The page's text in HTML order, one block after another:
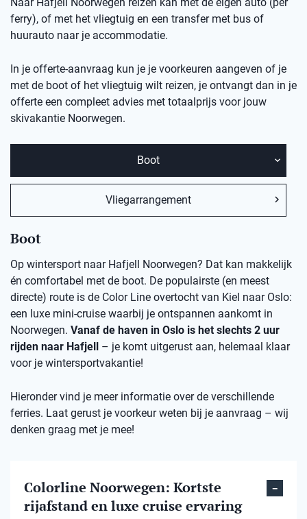
ferry), of met het vliegtuig en een transfer met bus of
huurauto naar je accommodatie.
In je offerte-aanvraag kun je je voorkeuren aangeven of je
met de boot of het vliegtuig wilt reizen, je ontvangt dan in je
offerte een compleet advies met totaalprijs voor jouw
skivakantie Noorwegen.
Boot
Vliegarrangement
Boot
Op wintersport naar Hafjell Noorwegen? Dat kan makkelijk
én comfortabel met de boot. De populairste (en meest
directe) route is de Color Line overtocht van Kiel naar Oslo:
een luxe mini-cruise waarbij je ontspannen aankomt in
Noorwegen. Vanaf de haven in Oslo is het slechts 2 uur
rijden naar Hafjell – je komt uitgerust aan, helemaal klaar
voor je wintersportvakantie!
Hieronder vind je meer informatie over de verschillende
ferries. Laat gerust je voorkeur weten bij je aanvraag – wij
denken graag met je mee!
Colorline Noorwegen: Kortste
rijafstand en luxe cruise ervaring